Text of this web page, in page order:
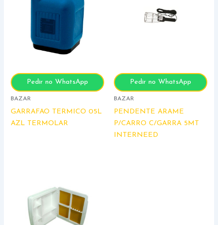
Pedir no WhatsApp
BAZAR
GARRAFAO TERMICO 05L
AZL TERMOLAR
Pedir no WhatsApp
BAZAR
PENDENTE ARAME
P/CARRO C/GARRA 5MT
INTERNEED